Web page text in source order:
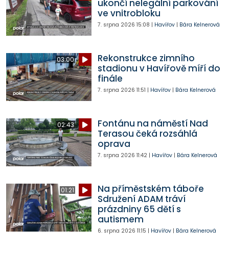
ukončí nelegální parkování
ve vnitrobloku
7. srpna 2026 15:08 | Havířov| Bára Kelnerová
03:00
Rekonstrukce zimního
stadionu v Havířově míří do
finále
7. srpna 2026 11:51 | Havířov| Bára Kelnerová
02:43
Fontánu na náměstí Nad
Terasou čeká rozsáhlá
oprava
7. srpna 2026 11:42| Havířov| Bára Kelnerová
01:21
Na příměstském táboře
Sdružení ADAM tráví
prázdniny 65 dětí s
autismem
6. srpna 2026 11:15 | Havířov| Bára Kelnerová